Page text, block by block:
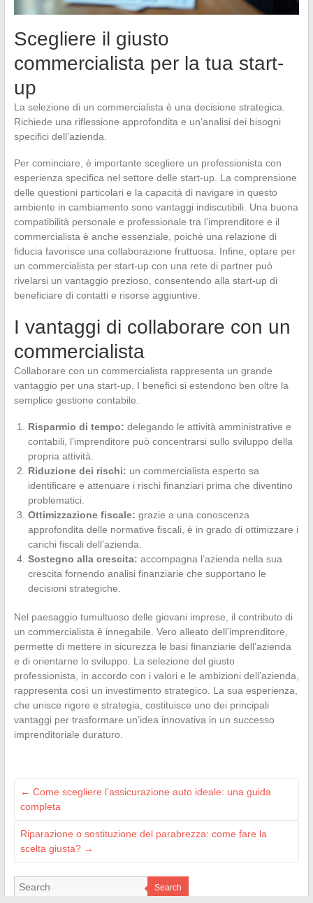
Scegliere il giusto
commercialista per la tua start-
up
La selezione di un commercialista è una decisione strategica.
Richiede una riflessione approfondita e un’analisi dei bisogni
specifici dell’azienda.
Per cominciare, è importante scegliere un professionista con
esperienza specifica nel settore delle start-up. La comprensione
delle questioni particolari e la capacità di navigare in questo
ambiente in cambiamento sono vantaggi indiscutibili. Una buona
compatibilità personale e professionale tra l’imprenditore e il
commercialista è anche essenziale, poiché una relazione di
fiducia favorisce una collaborazione fruttuosa. Infine, optare per
un commercialista per start-up con una rete di partner può
rivelarsi un vantaggio prezioso, consentendo alla start-up di
beneficiare di contatti e risorse aggiuntive.
I vantaggi di collaborare con un
commercialista
Collaborare con un commercialista rappresenta un grande
vantaggio per una start-up. I benefici si estendono ben oltre la
semplice gestione contabile.
Risparmio di tempo: delegando le attività amministrative e
contabili, l’imprenditore può concentrarsi sullo sviluppo della
propria attività.
Riduzione dei rischi: un commercialista esperto sa
identificare e attenuare i rischi finanziari prima che diventino
problematici.
Ottimizzazione fiscale: grazie a una conoscenza
approfondita delle normative fiscali, è in grado di ottimizzare i
carichi fiscali dell’azienda.
Sostegno alla crescita: accompagna l’azienda nella sua
crescita fornendo analisi finanziarie che supportano le
decisioni strategiche.
Nel paesaggio tumultuoso delle giovani imprese, il contributo di
un commercialista è innegabile. Vero alleato dell’imprenditore,
permette di mettere in sicurezza le basi finanziarie dell’azienda
e di orientarne lo sviluppo. La selezione del giusto
professionista, in accordo con i valori e le ambizioni dell’azienda,
rappresenta così un investimento strategico. La sua esperienza,
che unisce rigore e strategia, costituisce uno dei principali
vantaggi per trasformare un’idea innovativa in un successo
imprenditoriale duraturo.
← Come scegliere l’assicurazione auto ideale: una guida
completa
Riparazione o sostituzione del parabrezza: come fare la
scelta giusta? →
Search